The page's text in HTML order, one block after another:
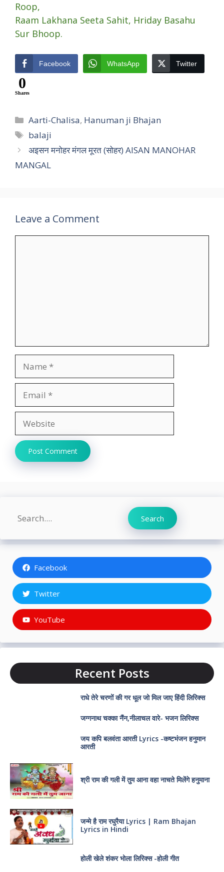
Roop,
Raam Lakhana Seeta Sahit, Hriday Basahu
Sur Bhoop.
Facebook WhatsApp Twitter
0
Shares
Categories
Aarti-Chalisa, Hanuman ji Bhajan
Tags
balaji
अइसन मनोहर मंगल मूरत (सोहर) AISAN MANOHAR
MANGAL
Leave a Comment
Search Search
Facebook
Twitter
YouTube
Recent Posts
राधे तेरे चरणों की गर धूल जो मिल जाए हिंदी लिरिक्स
जग्गनाथ चक्का नैंन,नीलाचल वारे- भजन लिरिक्स
जय कपि बलवंता आरती Lyrics -कष्टभंजन हनुमान
आरती
श्री राम की गली में तुम आना वहा नाचते मिलेंगे हनुमाना
जन्मे है राम रघुरैया Lyrics | Ram Bhajan
Lyrics in Hindi
होली खेले शंकर भोला लिरिक्स -होली गीत